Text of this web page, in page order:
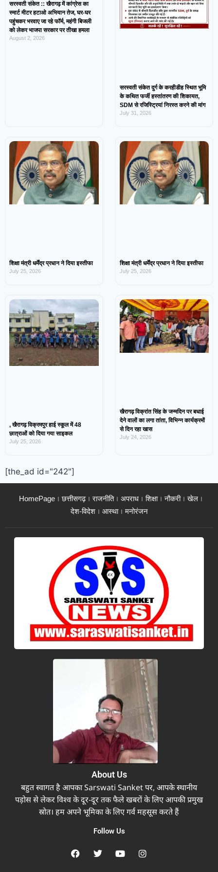
सरस्वती संकेत :: खैरागढ़ में कांग्रेस का
स्मार्ट मीटर हटाओ अभियान तेज, घर-घर
पहुंचकर भरवाए जा रहे फॉर्म, महंगी बिजली
को लेकर भाजपा सरकार पर तीखा हमला
August 2, 2026
सरस्वती संकेत दुर्ग के करहीडीह स्थित भूमि
के कथित फर्जी हस्तांतरण की शिकायत,
SDM से रजिस्ट्रियां निरस्त करने की मांग
July 31, 2026
शिक्षा मंत्री धर्मेंद्र प्रधान ने दिया इस्तीफा
July 25, 2026
शिक्षा मंत्री धर्मेंद्र प्रधान ने दिया इस्तीफा
July 25, 2026
, खैरागढ़ विक्रमपुर हाई स्कूल में 48
छात्राओं को दिया गया साइकल
July 25, 2026
खैरागढ़ विक्रांत सिंह के जन्मदिन पर बधाई
देने वालों का लगा तांता, विभिन्न कार्यक्रमों
से दिन रहा खास
July 24, 2026
[the_ad id="242"]
HomePage छत्तीसगढ़ राजनीति अपराध शिक्षा नौकरी
खेल
देश-विदेश
आस्था मनोरंजन
About Us
बहुत स्वागत है आपका Sarswati Sanket पर, आपके स्थानीय
पड़ोस से लेकर विश्व के दूर-दूर तक फैले खबरों के लिए आपकी प्रमुख
स्रोत। हम अपने भूमिका के लिए गर्व महसूस करते हैं
Follow Us